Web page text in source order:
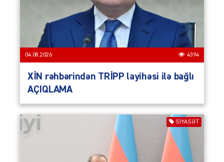
04.08.2026 4394
XİN rəhbərindən TRİPP layihəsi ilə bağlı
AÇIQLAMA
SIYASƏT